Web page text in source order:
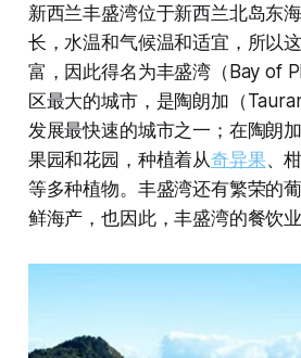
新西兰丰盛湾位于新西兰北岛东
长，水温和气候温和适宜，所以
富，因此得名为丰盛湾（Bay of
区最大的城市，是陶朗加（
发展最快速的城市之一；在陶朗
果园和花园，种植着从奇异果、
等多种植物。丰盛湾还有繁荣的
鲜海产，也因此，丰盛湾的餐饮